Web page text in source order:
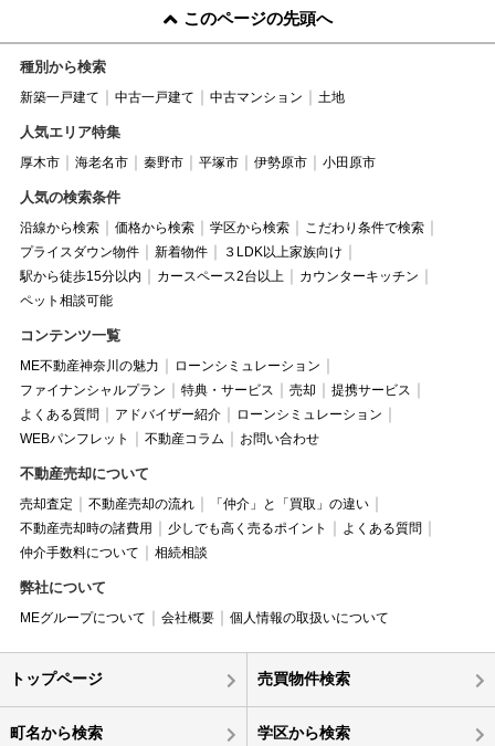
このページの先頭へ
種別から検索
新築一戸建て 中古一戸建て 中古マンション 土地
人気エリア特集
厚木市 海老名市 秦野市 平塚市 伊勢原市 小田原市
人気の検索条件
沿線から検索 価格から検索 学区から検索
こだわり条件で検索
プライスダウン物件
新着物件
３LDK以上家族向け
駅から徒歩15分以内
カースペース2台以上
カウンターキッチン
ペット相談可能
コンテンツ一覧
ME不動産神奈川の魅力
ローンシミュレーション
ファイナンシャルプラン
特典・サービス 売却
提携サービス
よくある質問
アドバイザー紹介
ローンシミュレーション
WEBパンフレット
不動産コラム お問い合わせ
不動産売却について
売却査定 不動産売却の流れ
「仲介」と「買取」の違い
不動産売却時の諸費用
少しでも高く売るポイント
よくある質問
仲介手数料について
相続相談
弊社について
MEグループについて 会社概要 個人情報の取扱いについて
トップページ 売買物件検索
町名から検索 学区から検索